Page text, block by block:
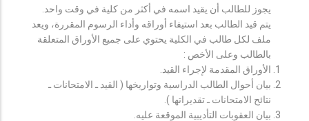
يجوز للطالب أن يقيد اسمه في أكثر من كلية في وقت واحد.
يتم قيد الطالب بعد استيفاء أوراقه وأداء الرسوم المقررة، ويعد
ملف لكل طالب في الكلية يحتوي على جميع الأوراق المتعلقة
بالطالب وعلى الأخص :
الأوراق المقدمة لإجراء القيد.
بيان أحوال الطالب الدراسية وتواريخها ( القيد ـ الامتحانات ـ
نتائح الامتحانات ـ تقديراتها ).
بيان العقوبات التأديبية الموقعة عليه.